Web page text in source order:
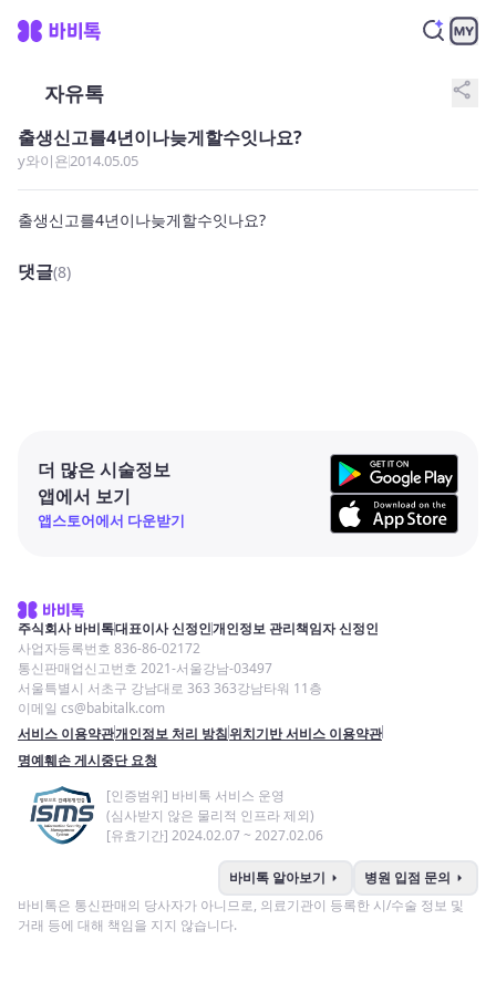
자유톡 share
출생신고를4년이나늦게할수잇나요?
y와이욘2014.05.05
출생신고를4년이나늦게할수잇나요?
댓글(8)
더 많은 시술정보
앱에서 보기
앱스토어에서 다운받기
주식회사 바비톡대표이사 신정인개인정보 관리책임자 신정인
사업자등록번호 836-86-02172
통신판매업신고번호 2021-서울강남-03497
서울특별시 서초구 강남대로 363 363강남타워 11층
이메일 cs@babitalk.com
서비스 이용약관개인정보 처리 방침위치기반 서비스 이용약관
명예훼손 게시중단 요청
[인증범위] 바비톡 서비스 운영
(심사받지 않은 물리적 인프라 제외)
[유효기간] 2024.02.07 ~ 2027.02.06
바비톡 알아보기 arrow_right 병원 입점 문의 arrow_right
바비톡은 통신판매의 당사자가 아니므로, 의료기관이 등록한 시/수술 정보 및
거래 등에 대해 책임을 지지 않습니다.